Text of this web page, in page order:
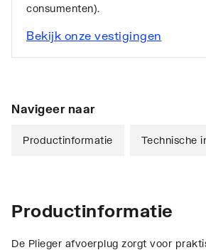
consumenten).
Bekijk onze vestigingen
Navigeer naar
Productinformatie Technische
Productinformatie
De Plieger afvoerplug zorgt voor